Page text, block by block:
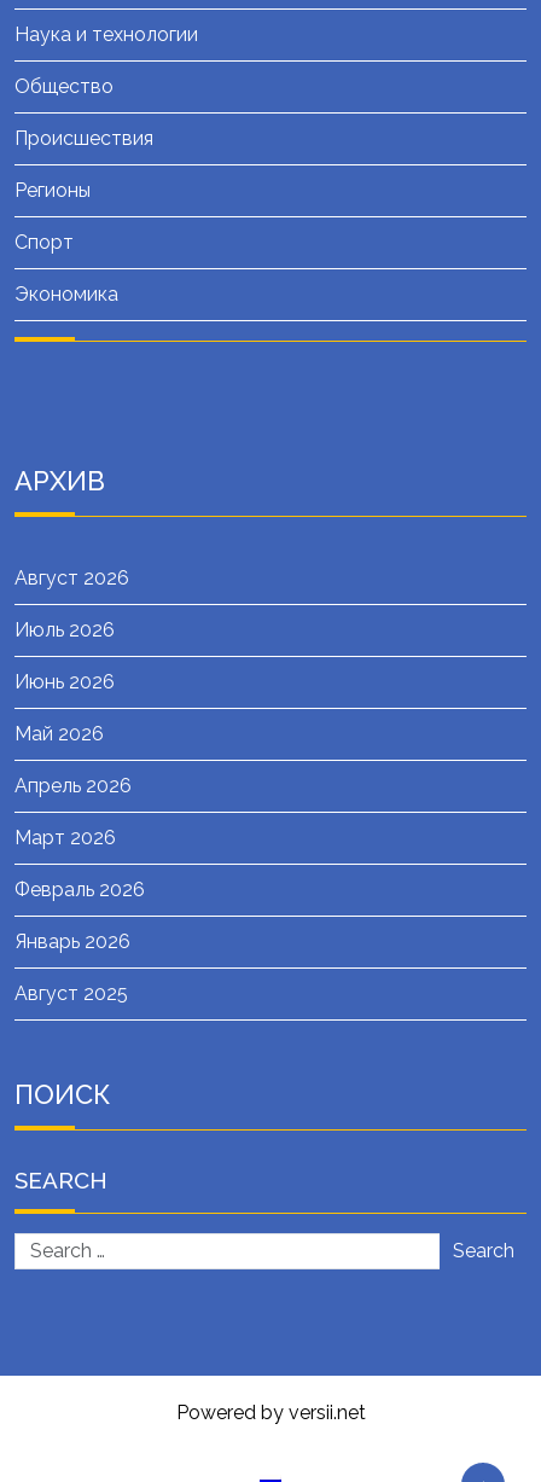
Наука и технологии
Общество
Происшествия
Регионы
Спорт
Экономика
АРХИВ
Август 2026
Июль 2026
Июнь 2026
Май 2026
Апрель 2026
Март 2026
Февраль 2026
Январь 2026
Август 2025
ПОИСК
SEARCH
Search
Powered by versii.net